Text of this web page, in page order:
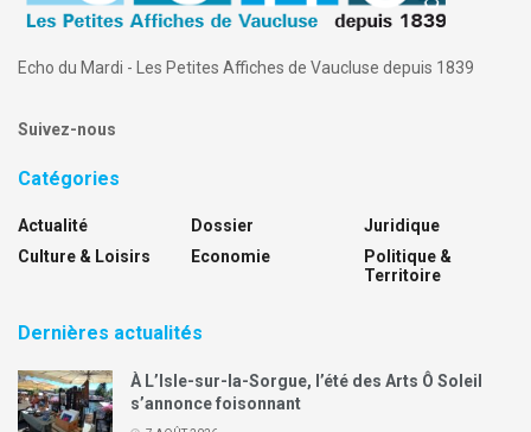
Echo du Mardi - Les Petites Affiches de Vaucluse depuis 1839
Suivez-nous
Catégories
Actualité
Culture & Loisirs
Dossier
Economie
Juridique
Politique &
Territoire
Dernières actualités
À L’Isle-sur-la-Sorgue, l’été des Arts Ô Soleil
s’annonce foisonnant